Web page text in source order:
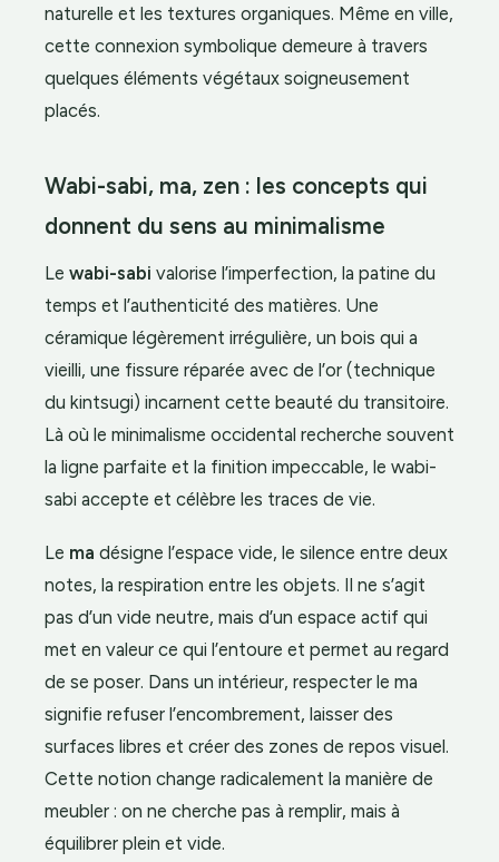
naturelle et les textures organiques. Même en ville,
cette connexion symbolique demeure à travers
quelques éléments végétaux soigneusement
placés.
Wabi-sabi, ma, zen : les concepts qui
donnent du sens au minimalisme
Le wabi-sabi valorise l’imperfection, la patine du
temps et l’authenticité des matières. Une
céramique légèrement irrégulière, un bois qui a
vieilli, une fissure réparée avec de l’or (technique
du kintsugi) incarnent cette beauté du transitoire.
Là où le minimalisme occidental recherche souvent
la ligne parfaite et la finition impeccable, le wabi-
sabi accepte et célèbre les traces de vie.
Le ma désigne l’espace vide, le silence entre deux
notes, la respiration entre les objets. Il ne s’agit
pas d’un vide neutre, mais d’un espace actif qui
met en valeur ce qui l’entoure et permet au regard
de se poser. Dans un intérieur, respecter le ma
signifie refuser l’encombrement, laisser des
surfaces libres et créer des zones de repos visuel.
Cette notion change radicalement la manière de
meubler : on ne cherche pas à remplir, mais à
équilibrer plein et vide.